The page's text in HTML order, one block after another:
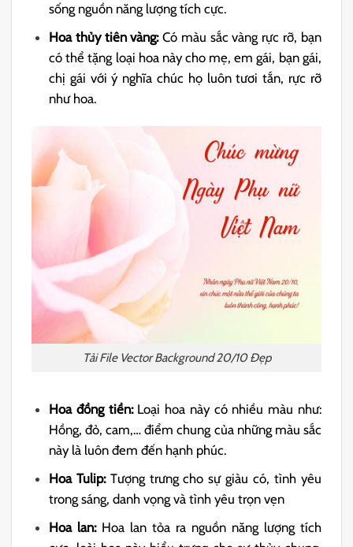
sống nguồn năng lượng tích cực.
Hoa thủy tiên vàng:Có màu sắc vàng rực rỡ, bạn
có thể tặng loại hoa này cho mẹ, em gái, bạn gái,
chị gái với ý nghĩa chúc họ luôn tươi tắn, rực rỡ
như hoa.
Tải File Vector Background 20/10 Đẹp
Hoa đồng tiền:Loại hoa này có nhiều màu như:
Hồng, đỏ, cam,… điểm chung của những màu sắc
này là luôn đem đến hạnh phúc.
Hoa Tulip:Tượng trưng cho sự giàu có, tình yêu
trong sáng, danh vọng và tình yêu trọn vẹn
Hoa lan:Hoa lan tỏa ra nguồn năng lượng tích